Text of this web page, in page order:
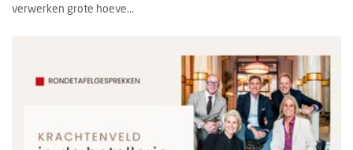
verwerken grote hoeve...